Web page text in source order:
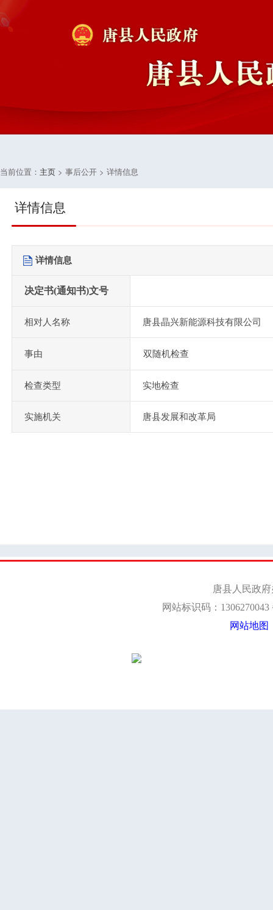
当前位置： 主页 > 事后公开 > 详情信息
详情信息
详情信息
决定书(通知书)文号
相对人名称 唐县晶兴新能源科技有限公司
事由 双随机检查
检查类型 实地检查
实施机关 唐县发展和改革局